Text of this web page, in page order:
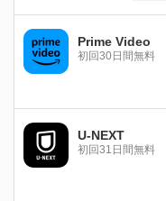
Prime Video
初回30日間無料
U-NEXT
初回31日間無料